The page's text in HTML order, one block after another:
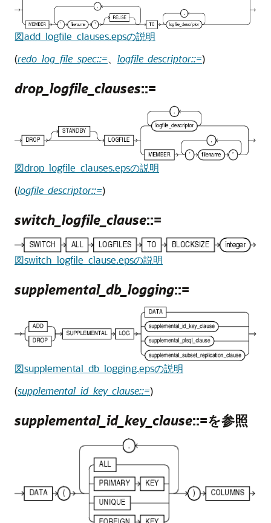
図add_logfile_clauses.epsの説明
(redo_log_file_spec::= logfile_descriptor::=)
drop_logfile_clauses::=
図drop_logfile_clauses.epsの説明
(logfile_descriptor::=)
switch_logfile_clause::=
図switch_logfile_clause.epsの説明
supplemental_db_logging::=
図supplemental_db_logging.epsの説明
(supplemental_id_key_clause::=)
supplemental_id_key_clause::=を参照